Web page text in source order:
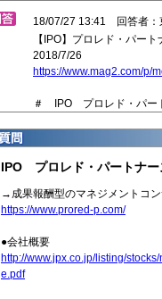
18/07/27 13:41 回答者：
【IPO】プロレド・パー
2018/7/26
https://www.mag2.com/p/
＃ IPO プロレド・パー
IPO プロレド・パートナ
→成果報酬型のマネジメントコ
https://www.prored-p.com/
●会社概要
http://www.jpx.co.jp/listing/
e.pdf